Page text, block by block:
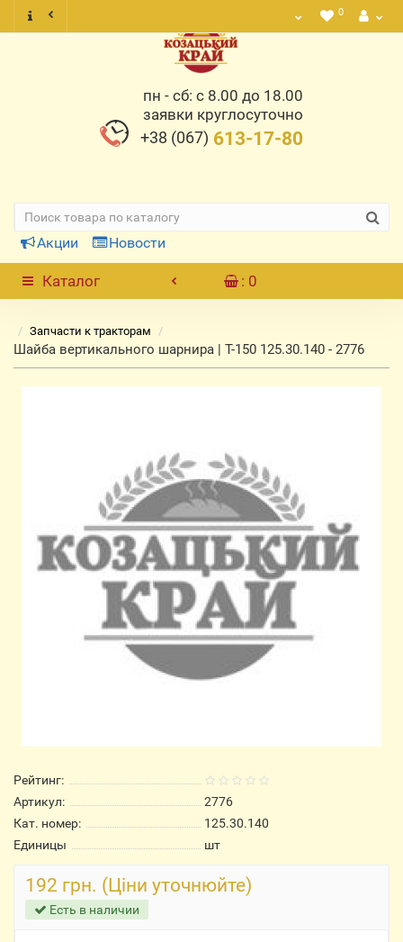
0
пн - сб: с 8.00 до 18.00
заявки круглосуточно
+38 (067) 613-17-80
Акции Новости
Каталог : 0
Запчасти к тракторам
Шайба вертикального шарнира | Т-150 125.30.140 - 2776
Рейтинг:
Артикул:
2776
Кат. номер:
125.30.140
Единицы
шт
192 грн. (Ціни уточнюйте)
Есть в наличии